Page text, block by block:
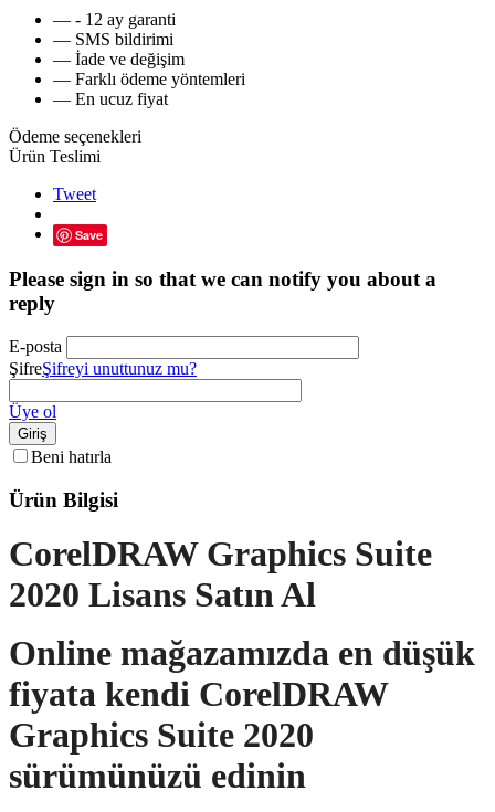
— - 12 ay garanti
— SMS bildirimi
— İade ve değişim
— Farklı ödeme yöntemleri
— En ucuz fiyat
Ödeme seçenekleri
Ürün Teslimi
Tweet
Save
Please sign in so that we can notify you about a
reply
E-posta
ŞifreŞifreyi unuttunuz mu?
Üye ol
Giriş
Beni hatırla
Ürün Bilgisi
CorelDRAW Graphics Suite
2020 Lisans Satın Al
Online mağazamızda en düşük
fiyata kendi CorelDRAW
Graphics Suite 2020
sürümünüzü edinin